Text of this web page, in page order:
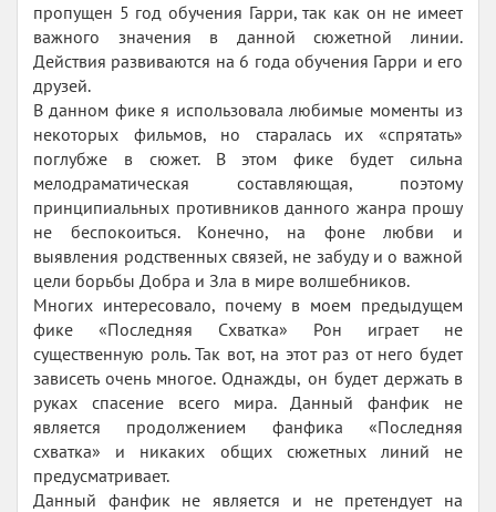
пропущен 5 год обучения Гарри, так как он не имеет
важного значения в данной сюжетной линии.
Действия развиваются на 6 года обучения Гарри и его
друзей.
В данном фике я использовала любимые моменты из
некоторых фильмов, но старалась их «спрятать»
поглубже в сюжет. В этом фике будет сильна
мелодраматическая составляющая, поэтому
принципиальных противников данного жанра прошу
не беспокоиться. Конечно, на фоне любви и
выявления родственных связей, не забуду и о важной
цели борьбы Добра и Зла в мире волшебников.
Многих интересовало, почему в моем предыдущем
фике «Последняя Схватка» Рон играет не
существенную роль. Так вот, на этот раз от него будет
зависеть очень многое. Однажды, он будет держать в
руках спасение всего мира. Данный фанфик не
является продолжением фанфика «Последняя
схватка» и никаких общих сюжетных линий не
предусматривает.
Данный фанфик не является и не претендует на